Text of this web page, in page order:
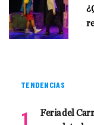
TENDENCIAS
Feria del